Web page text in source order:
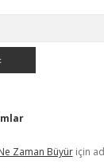
Zaman Büyüriçin